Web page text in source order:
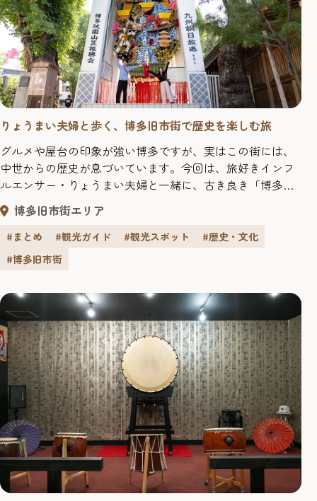
りょうまい夫婦と歩く、博多旧市街で歴史を楽しむ旅
グルメや屋台の印象が強い博多ですが、実はこの街には、
中世からの歴史が息づいています。今回は、旅好きインフ
ルエンサー・りょうまい夫婦と一緒に、古き良き「博多旧
市街」をめぐり、歴史と文化の奥深さを体感してきまし
た。博多駅から程近く、気軽に立ち寄れる、歴史スポット
の数々をご紹介します。 >>りょうまい夫婦さんの旅行記は
こちら
博多旧市街エリア
#まとめ #観光ガイド #観光スポット
#歴史・文化
#博多旧市街